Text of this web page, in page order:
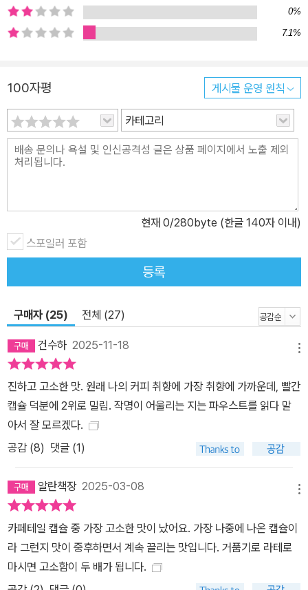
0%
7.1%
100자평 게시물 운영 원칙
카테고리
현재 0/280byte (한글 140자 이내)
스포일러 포함
등록
구매자 (25) 전체 (27)
건수하 2025-11-18
진하고 고소한 맛. 원래 나의 커피 취향에 가장 취향에 가까운데, 빨간
캡슐 덕분에 2위로 밀림. 작명이 어울리는 지는 파우스트를 읽다 말
아서 잘 모르겠다.
공감 (8) 댓글 (1)
알란책장2025-03-08
카페테일 캡슐 중 가장 고소한 맛이 났어요. 가장 나중에 나온 캡슐이
라 그런지 맛이 중후하면서 계속 끌리는 맛입니다. 거품기로 라테로
마시면 고소함이 두 배가 됩니다.